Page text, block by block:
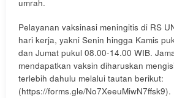
umrah.
Pelayanan vaksinasi meningitis di RS
hari kerja, yakni Senin hingga Kamis
dan Jumat pukul 08.00-14.00 WIB.
mendapatkan vaksin diharuskan
terlebih dahulu melalui tautan berikut:
(https://forms.gle/No7XeeuMiwN7ffsk9).